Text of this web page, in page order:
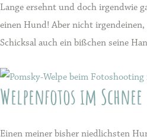
Lange ersehnt und doch irgendwie
einen Hund! Aber nicht irgendeinen,
Schicksal auch ein bißchen seine
Welpenfotos im
Einen meiner bisher niedlichsten